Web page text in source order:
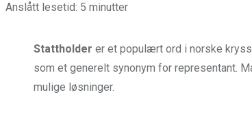
Anslått lesetid: 5 minutter
Stattholder er et populært ord i norske
som et generelt synonym for representant.
mulige løsninger.